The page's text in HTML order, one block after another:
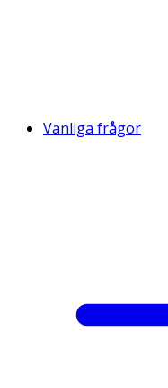
Vanliga frågor